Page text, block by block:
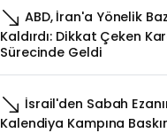
ABD, İran'a Yönelik
Kaldırdı: Dikkat Çeken
Sürecinde Geldi
İsrail'den Sabah
Kalendiya Kampına